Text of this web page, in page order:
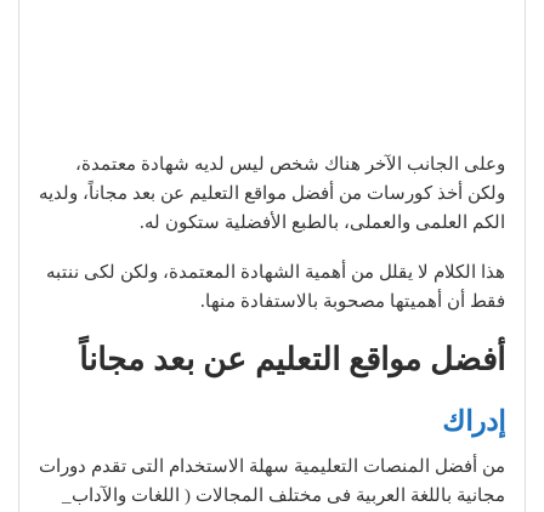
وعلى الجانب الآخر هناك شخص ليس لديه شهادة معتمدة،
ولكن أخذ كورسات من أفضل مواقع التعليم عن بعد مجاناً، ولديه
الكم العلمى والعملى، بالطبع الأفضلية ستكون له.
هذا الكلام لا يقلل من أهمية الشهادة المعتمدة، ولكن لكى ننتبه
فقط أن أهميتها مصحوبة بالاستفادة منها.
أفضل مواقع التعليم عن بعد مجاناً
إدراك
من أفضل المنصات التعليمية سهلة الاستخدام التى تقدم دورات
مجانية باللغة العربية فى مختلف المجالات ( اللغات والآداب_